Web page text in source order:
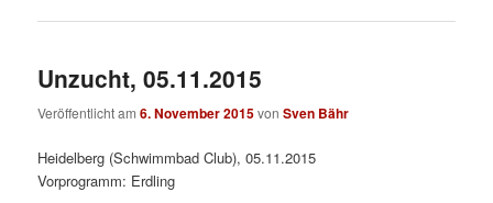
Unzucht, 05.11.2015
Veröffentlicht am6. November 2015vonSven Bähr
Heidelberg (Schwimmbad Club), 05.11.2015
Vorprogramm: Erdling